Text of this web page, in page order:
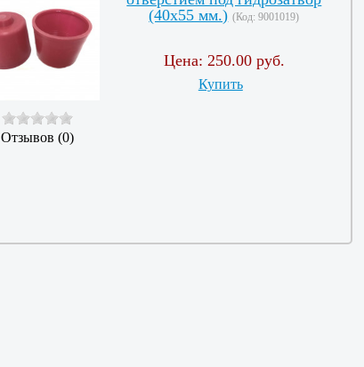
Отзывов (0)
(40х55 мм.) (Код:9001019)
Цена: 250.00 руб.
Купить